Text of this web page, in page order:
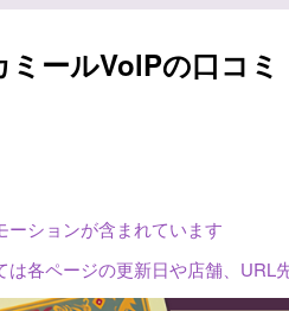
ミールVolPの口コ
ーションが含まれています
は各ページの更新日や店舗、URL